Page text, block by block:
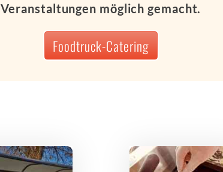
Veranstaltungen möglich gemacht.
Foodtruck-Catering